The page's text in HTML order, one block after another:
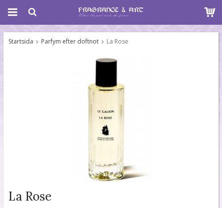
Startsida Parfym efter doftnot La Rose
La Rose